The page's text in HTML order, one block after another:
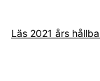
Läs 2021 års